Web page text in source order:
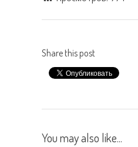
Share this post
You may also like...